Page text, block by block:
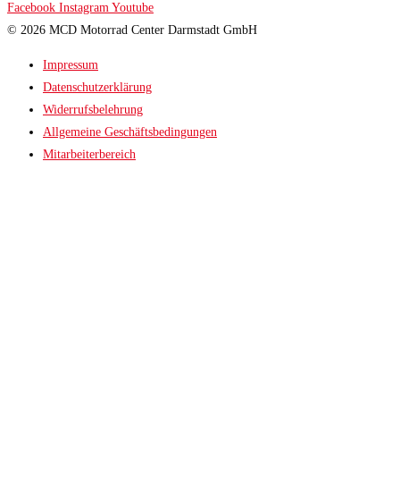
Facebook Instagram Youtube
© 2026 MCD Motorrad Center Darmstadt GmbH
Impressum
Datenschutzerklärung
Widerrufsbelehrung
Allgemeine Geschäftsbedingungen
Mitarbeiterbereich